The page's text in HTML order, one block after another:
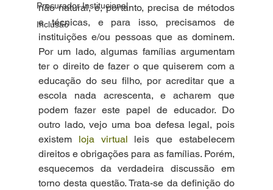
Procurador Institucional
Inclusão
não natural, e, portanto, precisa de métodos
e técnicas, e para isso, precisamos de
instituições e/ou pessoas que as dominem.
Por um lado, algumas famílias argumentam
ter o direito de fazer o que quiserem com a
educação do seu filho, por acreditar que a
escola nada acrescenta, e acharem que
podem fazer este papel de educador. Do
outro lado, vejo uma boa defesa legal, pois
existem loja virtual leis que estabelecem
direitos e obrigações para as famílias. Porém,
esquecemos da verdadeira discussão em
torno desta questão. Trata-se da definição do